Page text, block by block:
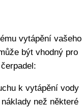
vytápění vašeho
být vhodný pro
k vytápění vody
než některé